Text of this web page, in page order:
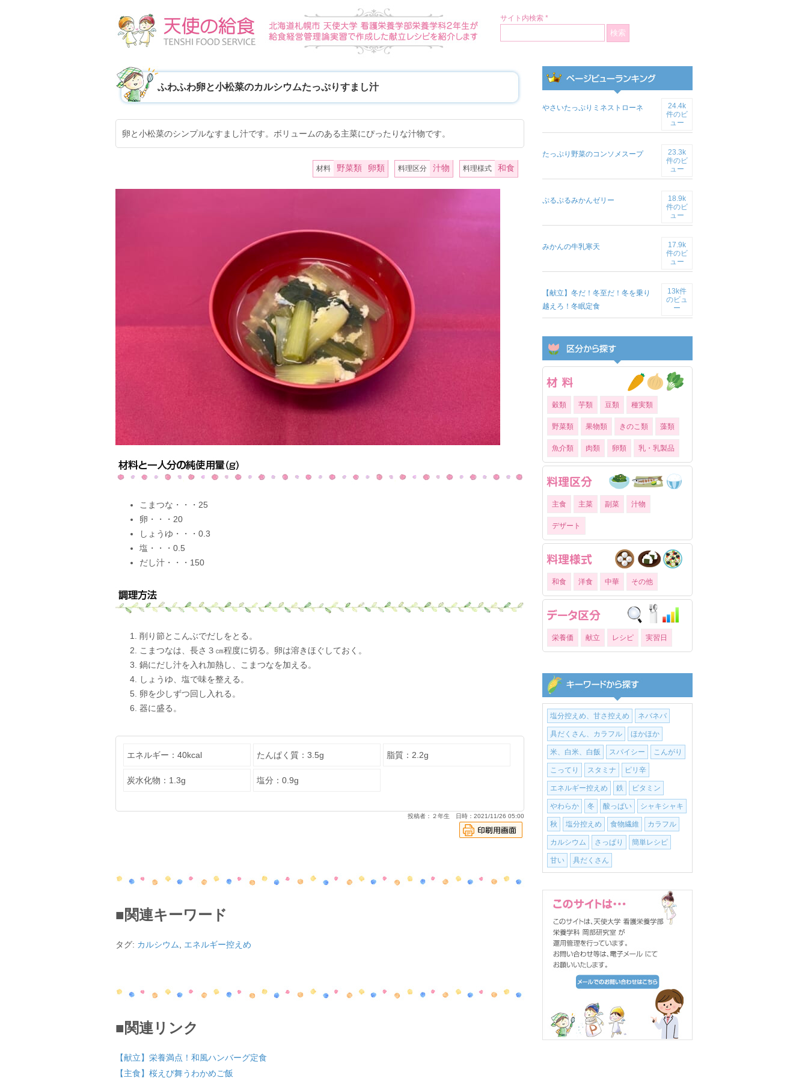
サイト内検索 *
ふわふわ卵と小松菜のカルシウムたっぷりすまし汁
卵と小松菜のシンプルなすまし汁です。ボリュームのある主菜にぴったりな汁物です。
材料 野菜類 卵類 料理区分 汁物 料理様式 和食
こまつな・・・25
卵・・・20
しょうゆ・・・0.3
塩・・・0.5
だし汁・・・150
削り節とこんぶでだしをとる。
こまつなは、長さ３㎝程度に切る。卵は溶きほぐしておく。
鍋にだし汁を入れ加熱し、こまつなを加える。
しょうゆ、塩で味を整える。
卵を少しずつ回し入れる。
器に盛る。
エネルギー：40kcal たんぱく質：3.5g 脂質：2.2g
炭水化物：1.3g 塩分：0.9g
投稿者：２年生 日時：2021/11/26 05:00
■関連キーワード
タグ: カルシウム エネルギー控えめ
■関連リンク
【献立】栄養満点！和風ハンバーグ定食
【主食】桜えび舞うわかめご飯
やさいたっぷりミネストローネ
24.4k
件のビ
ュー
たっぷり野菜のコンソメスープ
23.3k
件のビ
ュー
ぷるぷるみかんゼリー
18.9k
件のビ
ュー
みかんの牛乳寒天
17.9k
件のビ
ュー
【献立】冬だ！冬至だ！冬を乗り
越えろ！冬眠定食
13k件
のビュ
ー
穀類 芋類 豆類 種実類
野菜類 果物類 きのこ類 藻類
魚介類 肉類 卵類 乳・乳製品
主食 主菜 副菜 汁物
デザート
和食 洋食 中華 その他
栄養価 献立 レシピ 実習日
塩分控えめ、甘さ控えめ ネバネバ
具だくさん、カラフル ほかほか
米、白米、白飯 スパイシー こんがり
こってり スタミナ ピリ辛
エネルギー控えめ 鉄 ビタミン
やわらか 冬 酸っぱい シャキシャキ
秋 塩分控えめ 食物繊維 カラフル
カルシウム さっぱり 簡単レシピ
甘い 具だくさん